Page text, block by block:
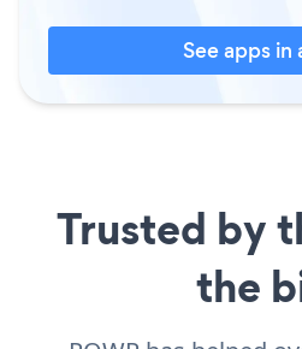
See apps in
Trusted by
the